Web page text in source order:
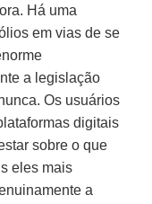
Há uma
em vias de se
a legislação
Os usuários
digitais
sobre o que
eles mais
a